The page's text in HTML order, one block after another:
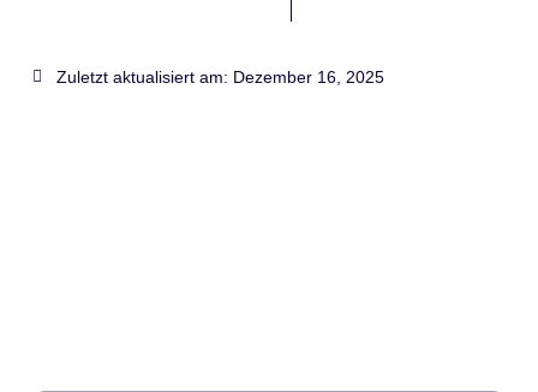
Zuletzt aktualisiert am: Dezember 16, 2025